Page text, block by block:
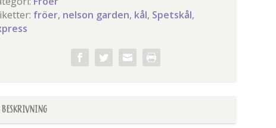
fröer, nelson garden, kål, Spetskål,
BESKRIVNING